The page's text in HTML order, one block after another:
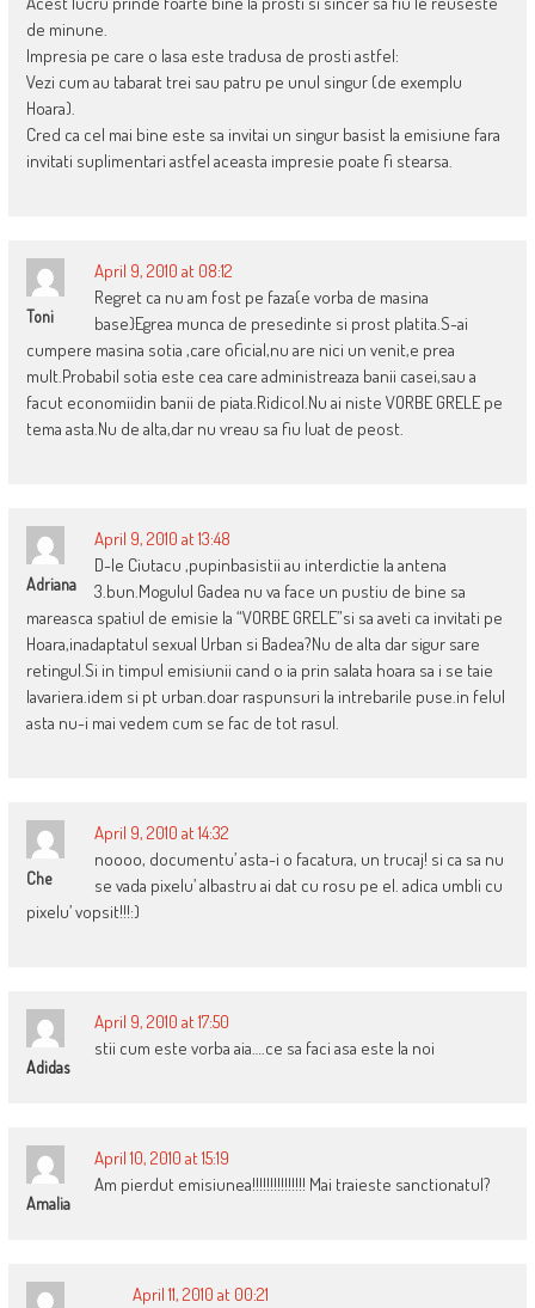
de minune.
Impresia pe care o lasa este tradusa de prosti astfel:
Vezi cum au tabarat trei sau patru pe unul singur (de exemplu
Hoara).
Cred ca cel mai bine este sa invitai un singur basist la emisiune fara
invitati suplimentari astfel aceasta impresie poate fi stearsa.
Toni
April 9, 2010 at 08:12
Regret ca nu am fost pe faza{e vorba de masina
base}Egrea munca de presedinte si prost platita.S-ai
cumpere masina sotia ,care oficial,nu are nici un venit,e prea
mult.Probabil sotia este cea care administreaza banii casei,sau a
facut economiidin banii de piata.Ridicol.Nu ai niste VORBE GRELE pe
tema asta.Nu de alta,dar nu vreau sa fiu luat de peost.
Adriana
April 9, 2010 at 13:48
D-le Ciutacu ,pupinbasistii au interdictie la antena
3.bun.Mogulul Gadea nu va face un pustiu de bine sa
mareasca spatiul de emisie la “VORBE GRELE”si sa aveti ca invitati pe
Hoara,inadaptatul sexual Urban si Badea?Nu de alta dar sigur sare
retingul.Si in timpul emisiunii cand o ia prin salata hoara sa i se taie
lavariera.idem si pt urban.doar raspunsuri la intrebarile puse.in felul
asta nu-i mai vedem cum se fac de tot rasul.
Che
April 9, 2010 at 14:32
noooo, documentu’ asta-i o facatura, un trucaj! si ca sa nu
se vada pixelu’ albastru ai dat cu rosu pe el. adica umbli cu
pixelu’ vopsit!!!:)
Adidas
April 9, 2010 at 17:50
stii cum este vorba aia….ce sa faci asa este la noi
Amalia
April 10, 2010 at 15:19
Am pierdut emisiunea!!!!!!!!!!!!!!! Mai traieste sanctionatul?
April 11, 2010 at 00:21